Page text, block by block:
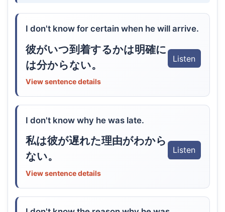
I don't know for certain when he will arrive.
彼がいつ到着するかは明確に
は分からない。
Listen
View sentence details
I don't know why he was late.
私は彼が遅れた理由がわから
ない。
Listen
View sentence details